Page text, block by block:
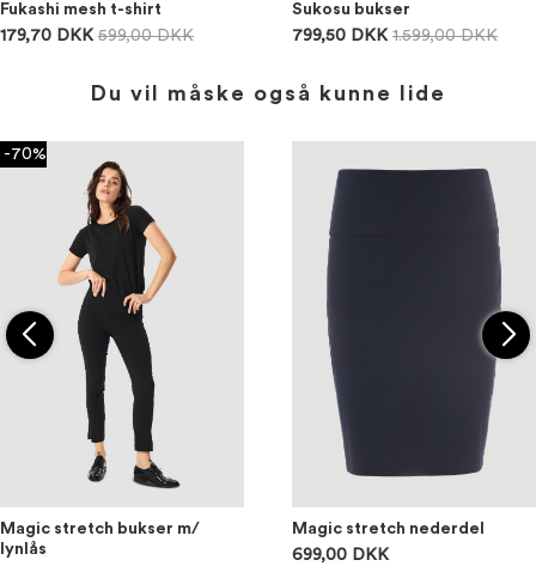
Fukashi mesh t-shirt
179,70 DKK 599,00 DKK
Sukosu bukser
799,50 DKK 1.599,00 DKK
Du vil måske også kunne lide
-70%
Magic stretch bukser m/
lynlås
Magic stretch nederdel
699,00 DKK